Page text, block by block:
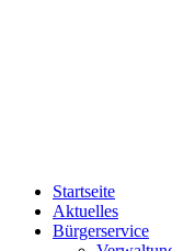
Startseite
Aktuelles
Bürgerservice